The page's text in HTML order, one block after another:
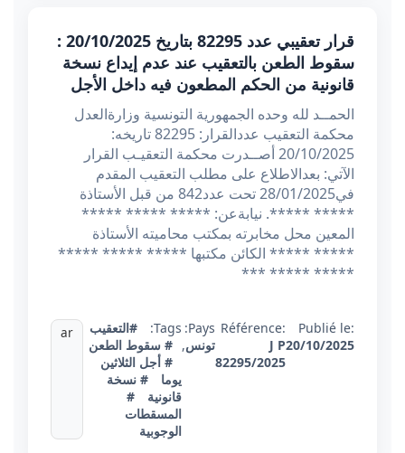
قرار تعقيبي عدد 82295 بتاريخ 20/10/2025 :
سقوط الطعن بالتعقيب عند عدم إيداع نسخة
قانونية من الحكم المطعون فيه داخل الأجل
الحمــد لله وحده الجمهورية التونسية وزارةالعدل
محكمة التعقيب عددالقرار: 82295 تاريخه:
20/10/2025 أصــدرت محكمة التعقيـب القرار
الآتي: بعدالاطلاع على مطلب التعقيب المقدم
في28/01/2025 تحت عدد842 من قبل الأستاذة
***** *****. نيابةعن: ***** ***** *****
المعين محل مخابرته بمكتب محاميته الأستاذة
***** ***** الكائن مكتبها ***** ***** *****
***** ***** ***
Publié le:
20/10/2025
Référence:
J P
82295/2025
Pays:
تونس,
Tags:
#التعقيب
# سقوط الطعن
# أجل الثلاثين
يوما
# نسخة
قانونية
#
المسقطات
الوجوبية
ar